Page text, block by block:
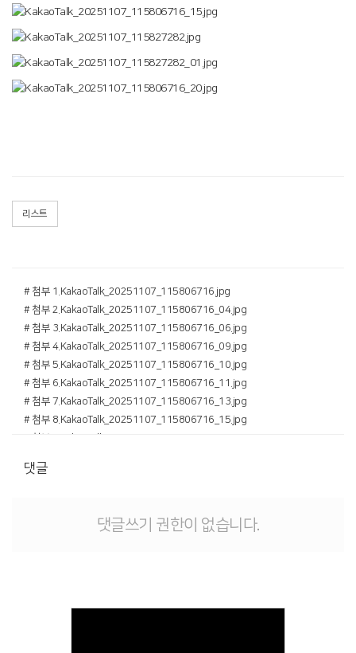
리스트
# 첨부 1.KakaoTalk_20251107_115806716.jpg
# 첨부 2.KakaoTalk_20251107_115806716_04.jpg
# 첨부 3.KakaoTalk_20251107_115806716_06.jpg
# 첨부 4.KakaoTalk_20251107_115806716_09.jpg
# 첨부 5.KakaoTalk_20251107_115806716_10.jpg
# 첨부 6.KakaoTalk_20251107_115806716_11.jpg
# 첨부 7.KakaoTalk_20251107_115806716_13.jpg
# 첨부 8.KakaoTalk_20251107_115806716_15.jpg
# 첨부 9.KakaoTalk_20251107_115827282.jpg
# 첨부 11.KakaoTalk_20251107_115806716_20.jpg
댓글
댓글쓰기 권한이 없습니다.